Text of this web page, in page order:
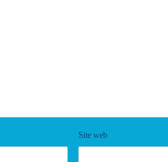
Site web